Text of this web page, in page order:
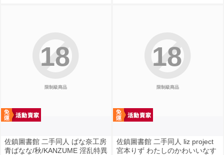
限制級商品
18
佐鎮圖書館 二手同人 ばな奈工房
青ばなな/秋/KANZUME 淫乱特異
限制級商品
18
佐鎮圖書館 二手同人 liz project
宮本りず わたしのかわいいなす